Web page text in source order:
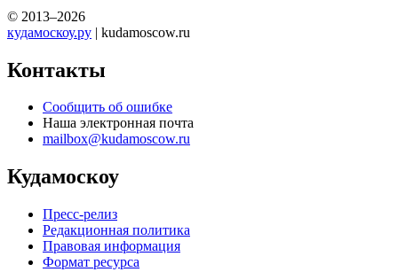
© 2013–2026
кудамоскоу.ру | kudamoscow.ru
Контакты
Сообщить об ошибке
Наша электронная почта
mailbox@kudamoscow.ru
Кудамоскоу
Пресс-релиз
Редакционная политика
Правовая информация
Формат ресурса